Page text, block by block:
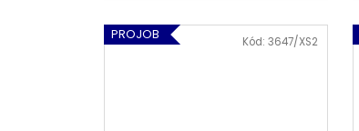
PROJOB Kód:3647/XS2